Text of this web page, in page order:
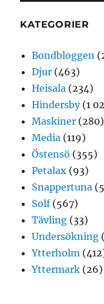
KATEGORIER
Bondbloggen
Djur (463)
Heisala (234)
Hindersby(1
Maskiner (280)
Media (119)
Östensö (355)
Petalax (93)
Snappertuna
Solf(567)
Tävling (33)
Undersökning
Ytterholm
Yttermark (26)